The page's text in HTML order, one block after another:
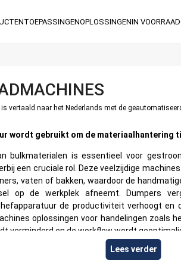
TOEPASSINGENOPLOSSINGENIN VOORRAAD
vertaald naar het Nederlands met de
wordt gebruikt om de materiaalhantering
bulkmaterialen is essentieel voor
een cruciale rol. Deze veelzijdige
vaten of bakken, waardoor de
op de werkplek afneemt. Dumpers
de productiviteit verhoogt en
oplossingen voor handelingen zoals
verminderd en de workflow wordt
Lees verder